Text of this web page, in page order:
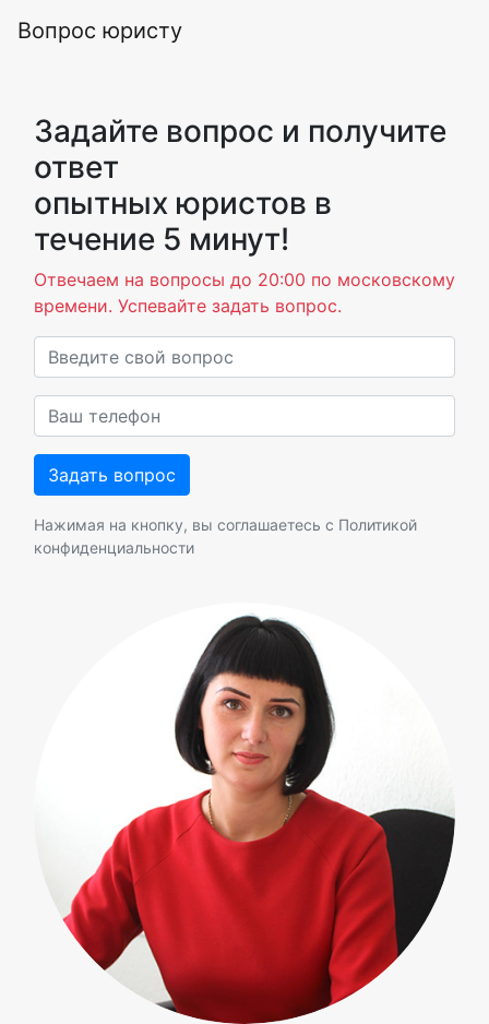
Вопрос юристу
Задайте вопрос и получите
ответ
опытных юристов в
течение 5 минут!
Отвечаем на вопросы до 20:00 по московскому
времени. Успевайте задать вопрос.
Нажимая на кнопку, вы соглашаетесь с Политикой
конфиденциальности